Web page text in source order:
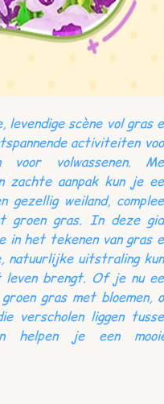
scène vol gras
activiteiten
voor volwassenen.
zachte aanpak kun je
gezellig weiland,
groen gras. In deze
in het tekenen van gras
natuurlijke uitstraling
brengt. Of je nu
gras met bloemen,
verscholen liggen
helpen je een